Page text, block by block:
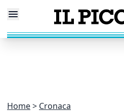
Home Cronaca